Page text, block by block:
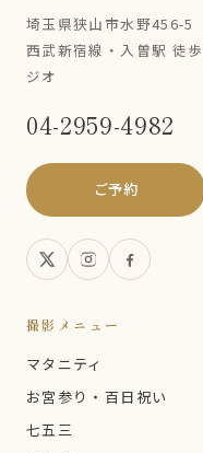
埼玉県狭山市水野456-5
西武新宿線・入曽駅 徒
ジオ
04-2959-4982
ご予約
撮影メニュー
マタニティ
お宮参り・百日祝い
七五三